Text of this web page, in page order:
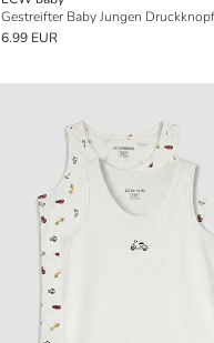
6.99 EUR